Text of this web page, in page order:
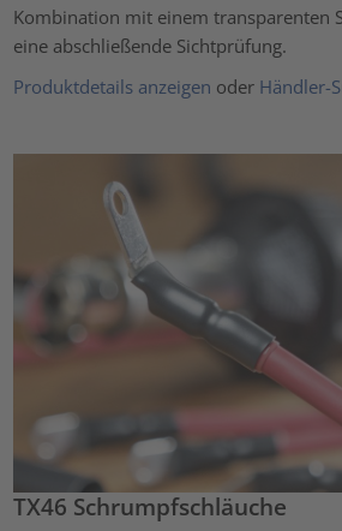
Kombination mit einem transparenten
eine abschließende Sichtprüfung.
Produktdetails anzeigen oder Händler-
TX46 Schrumpfschläuche